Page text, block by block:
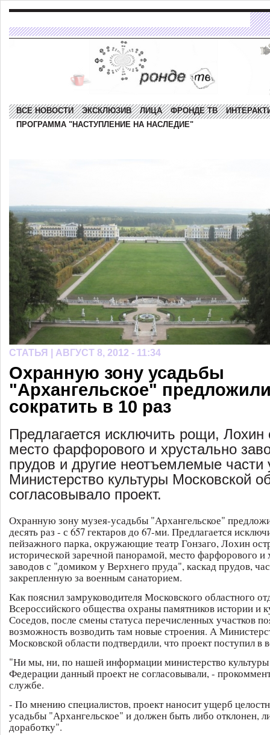
ВСЕ НОВОСТИ ЭКСКЛЮЗИВ ЛИЦА ФРОНДЕ ТВ
ПРОГРАММА "НАСТУПЛЕНИЕ НА НАСЛЕДИЕ"
СТАТЬЯ | АВГУСТ 8, 2012 - 11:34
Охранную зону усадьбы
"Архангельское"
сократить в 10 раз
Предлагается исключить рощи, Лохин
место фарфорового и хрустально
прудов и другие неотъемлемые части
Министерство культуры Московской
согласовывало проект.
Охранную зону музея-усадьбы "Архангельское"
десять раз - с 657 гектаров до 67-ми. Предлагается
пейзажного парка, окружающие театр Гонзаго, Лохин
исторической заречной панорамой, место фарфорового и
заводов с "домиком у Верхнего пруда", каскад прудов,
закрепленную за военным санаторием.
Как пояснил замруководителя Московского областного
Всероссийского общества охраны памятников истории и
Соседов, после смены статуса перечисленных участков
возможность возводить там новые строения. А
Московской области подтвердили, что проект поступил в
"Ни мы, ни, по нашей информации министерство культуры
Федерации данный проект не согласовывали, -
службе.
- По мнению специалистов, проект наносит ущерб
усадьбы "Архангельское" и должен быть либо отклонен,
доработку".